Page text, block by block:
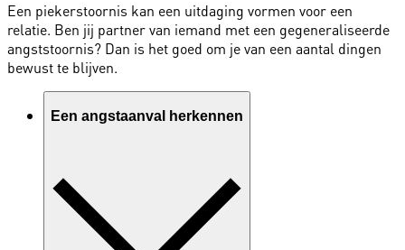
Een piekerstoornis kan een uitdaging vormen voor een
relatie. Ben jij partner van iemand met een gegeneraliseerde
angststoornis? Dan is het goed om je van een aantal dingen
bewust te blijven.
Een angstaanval herkennen